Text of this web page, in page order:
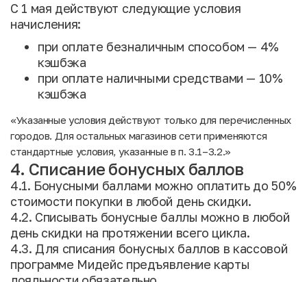
С 1 мая действуют следующие условия
начисления:
при оплате безналичным способом — 4%
кэшбэка
при оплате наличными средствами — 10%
кэшбэка
«Указанные условия действуют только для перечисленных
городов. Для остальных магазинов сети применяются
стандартные условия, указанные в п. 3.1–3.2.»
4. Списание бонусных баллов
4.1. Бонусными баллами можно оплатить до 50%
стоимости покупки в любой день скидки.
4.2. Списывать бонусные баллы можно в любой
день скидки на протяжении всего цикла.
4.3. Для списания бонусных баллов в кассовой
программе Мидейс предъявление карты